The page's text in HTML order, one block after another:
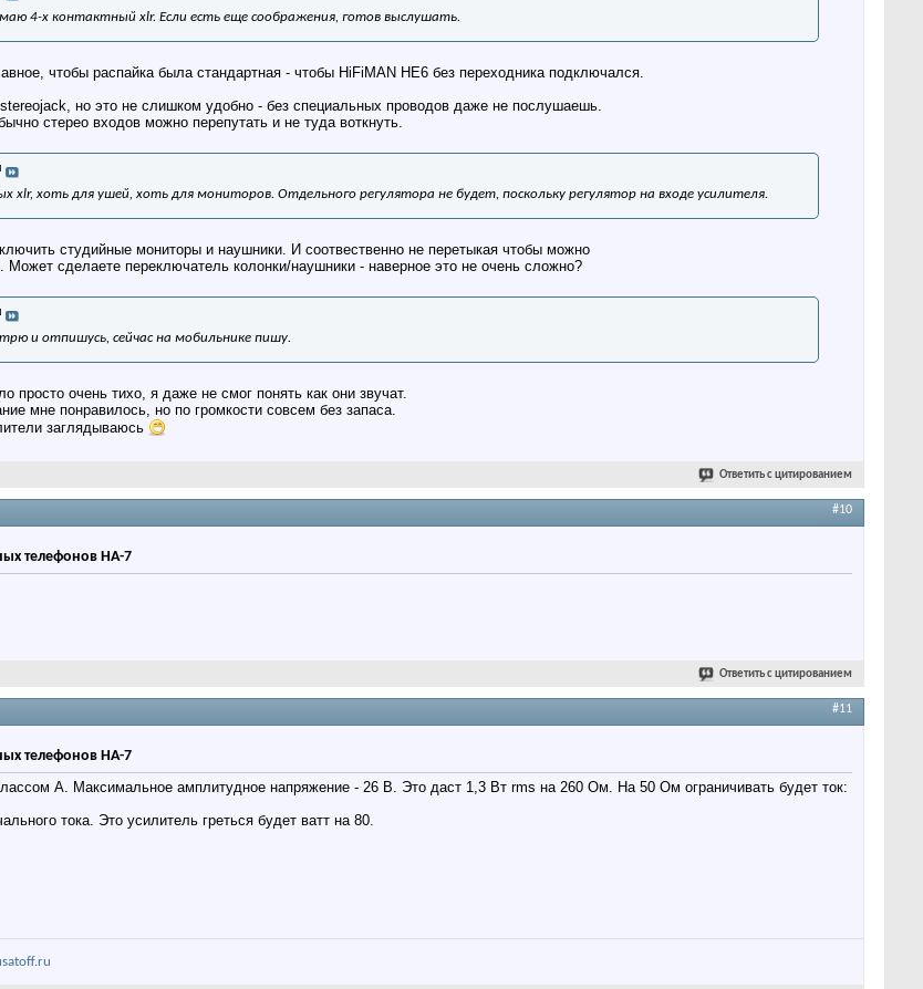
4-х контактный xlr. Если есть еще соображения, готов выслушать.
чтобы распайка была стандартная - чтобы HiFiMAN HE6 без переходника подключался.
но это не слишком удобно - без специальных проводов даже не послушаешь.
стерео входов можно перепутать и не туда воткнуть.
xlr, хоть для ушей, хоть для мониторов. Отдельного регулятора не будет, поскольку регулятор на входе усилителя.
студийные мониторы и наушники. И соотвественно не перетыкая чтобы можно
сделаете переключатель колонки/наушники - наверное это не очень сложно?
и отпишусь, сейчас на мобильнике пишу.
очень тихо, я даже не смог понять как они звучат.
мне понравилось, но по громкости совсем без запаса.
заглядываюсь
Ответить с цитированием
#10
телефонов HA-7
Ответить с цитированием
#11
телефонов HA-7
А. Максимальное амплитудное напряжение - 26 В. Это даст 1,3 Вт rms на 260 Ом. На 50 Ом ограничивать будет ток:
тока. Это усилитель греться будет ватт на 80.